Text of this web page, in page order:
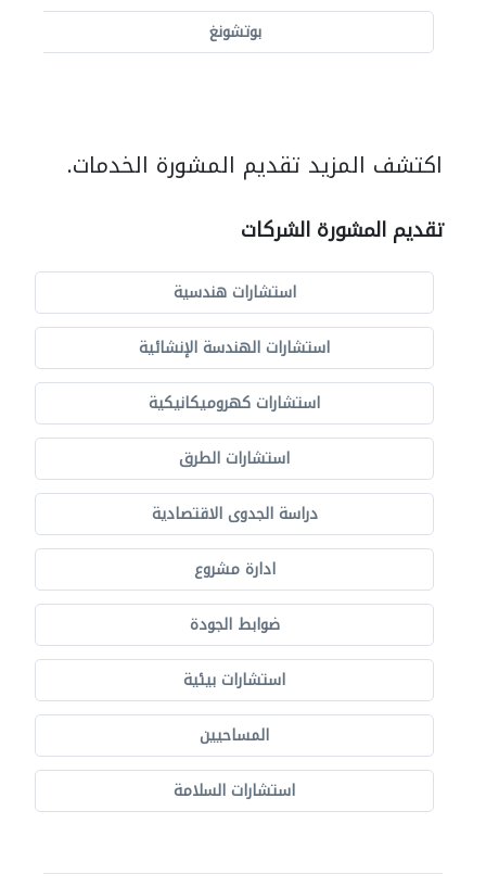
بوتشونغ
اكتشف المزيد تقديم المشورة الخدمات.
تقديم المشورة الشركات
استشارات هندسية
استشارات الهندسة الإنشائية
استشارات كهروميكانيكية
استشارات الطرق
دراسة الجدوى الاقتصادية
ادارة مشروع
ضوابط الجودة
استشارات بيئية
المساحيين
استشارات السلامة